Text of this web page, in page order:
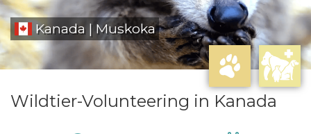
Kanada | Muskoka
Wildtier-Volunteering in Kanada